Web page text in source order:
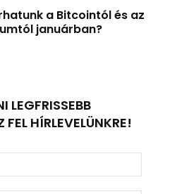
a Bitcointól és az
januárban?
LEGFRISSEBB
HÍRLEVELÜNKRE!